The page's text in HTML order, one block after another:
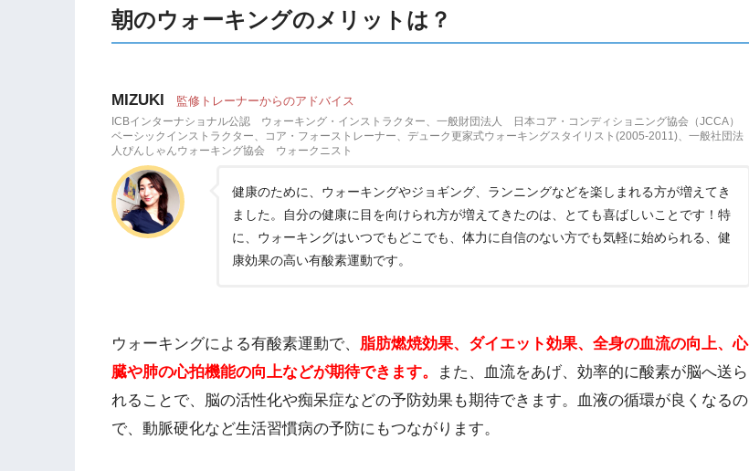
朝のウォーキングのメリットは？
MIZUKI 監修トレーナーからのアドバイス
ICBインターナショナル公認 ウォーキング・インストラクター、一般財団法人 日本コア・コンディショニング協会（JCCA）
ベーシックインストラクター、コア・フォーストレーナー、デューク更家式ウォーキングスタイリスト(2005-2011)、一般社団法
人ぴんしゃんウォーキング協会 ウォークニスト
健康のために、ウォーキングやジョギング、ランニングなどを楽しまれる方が増えてき
ました。自分の健康に目を向けられ方が増えてきたのは、とても喜ばしいことです！特
に、ウォーキングはいつでもどこでも、体力に自信のない方でも気軽に始められる、健
康効果の高い有酸素運動です。
ウォーキングによる有酸素運動で、 脂肪燃焼効果、ダイエット効果、全身の血流の向上、心
臓や肺の心拍機能の向上などが期待できます。
また、血流をあげ、効率的に酸素が脳へ送ら
れることで、脳の活性化や痴呆症などの予防効果も期待できます。血液の循環が良くなるの
で、動脈硬化など生活習慣病の予防にもつながります。